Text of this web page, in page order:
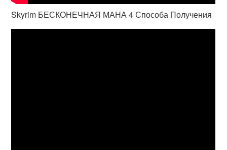
Skyrim БЕСКОНЕЧНАЯ МАНА 4 Способа Получения